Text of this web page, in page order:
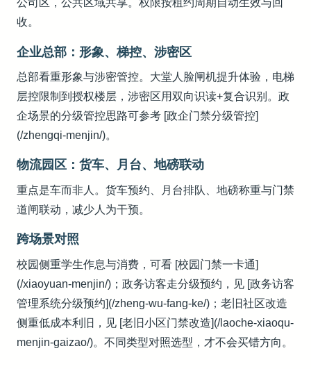
公司区，公共区域共享。权限按租约周期自动生效与回
收。
企业总部：形象、梯控、涉密区
总部看重形象与涉密管控。大堂人脸闸机提升体验，电梯
层控限制到授权楼层，涉密区用双向识读+复合识别。政
企场景的分级管控思路可参考 [政企门禁分级管控]
(/zhengqi-menjin/)。
物流园区：货车、月台、地磅联动
重点是车而非人。货车预约、月台排队、地磅称重与门禁
道闸联动，减少人为干预。
跨场景对照
校园侧重学生作息与消费，可看 [校园门禁一卡通]
(/xiaoyuan-menjin/)；政务访客走分级预约，见 [政务访客
管理系统分级预约](/zheng-wu-fang-ke/)；老旧社区改造
侧重低成本利旧，见 [老旧小区门禁改造](/laoche-xiaoqu-
menjin-gaizao/)。不同类型对照选型，才不会买错方向。